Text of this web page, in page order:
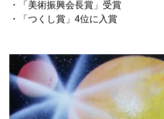
・「美術振興会長賞」受賞
・「つくし賞」4位に入賞